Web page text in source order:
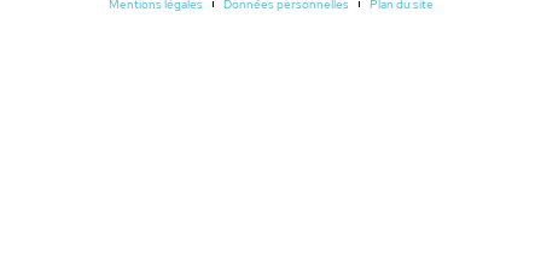
Mentions légales Données personnelles Plan du site